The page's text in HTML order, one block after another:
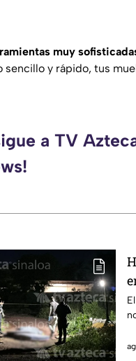
muy
sencillo y rápido, tus
a TV